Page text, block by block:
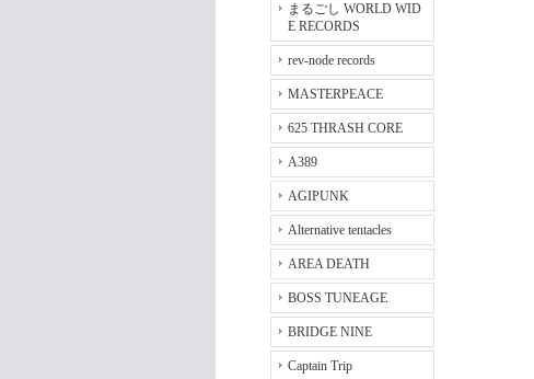
まるごし WORLD WID
E RECORDS
rev-node records
MASTERPEACE
625 THRASH CORE
A389
AGIPUNK
Alternative tentacles
AREA DEATH
BOSS TUNEAGE
BRIDGE NINE
Captain Trip